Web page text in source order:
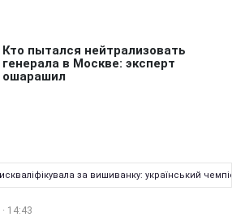
за вишиванку: український
14:43